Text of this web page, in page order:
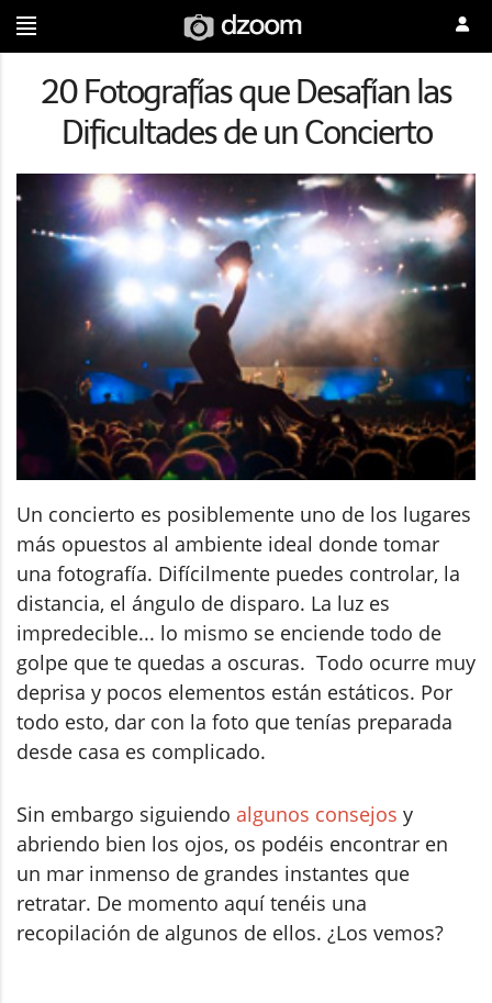
20 Fotografías que Desafían las
Dificultades de un Concierto
Un concierto es posiblemente uno de los lugares
más opuestos al ambiente ideal donde tomar
una fotografía. Difícilmente puedes controlar, la
distancia, el ángulo de disparo. La luz es
impredecible... lo mismo se enciende todo de
golpe que te quedas a oscuras. Todo ocurre muy
deprisa y pocos elementos están estáticos. Por
todo esto, dar con la foto que tenías preparada
desde casa es complicado.
Sin embargo siguiendo algunos consejos y
abriendo bien los ojos, os podéis encontrar en
un mar inmenso de grandes instantes que
retratar. De momento aquí tenéis una
recopilación de algunos de ellos. ¿Los vemos?